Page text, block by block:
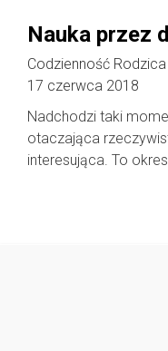
Nauka przez
Codzienność Rodzica
17 czerwca 2018
Nadchodzi taki
otaczająca
interesująca. To